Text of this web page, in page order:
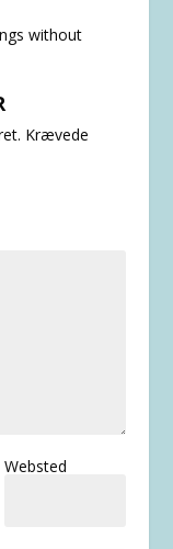
without
Krævede
Websted